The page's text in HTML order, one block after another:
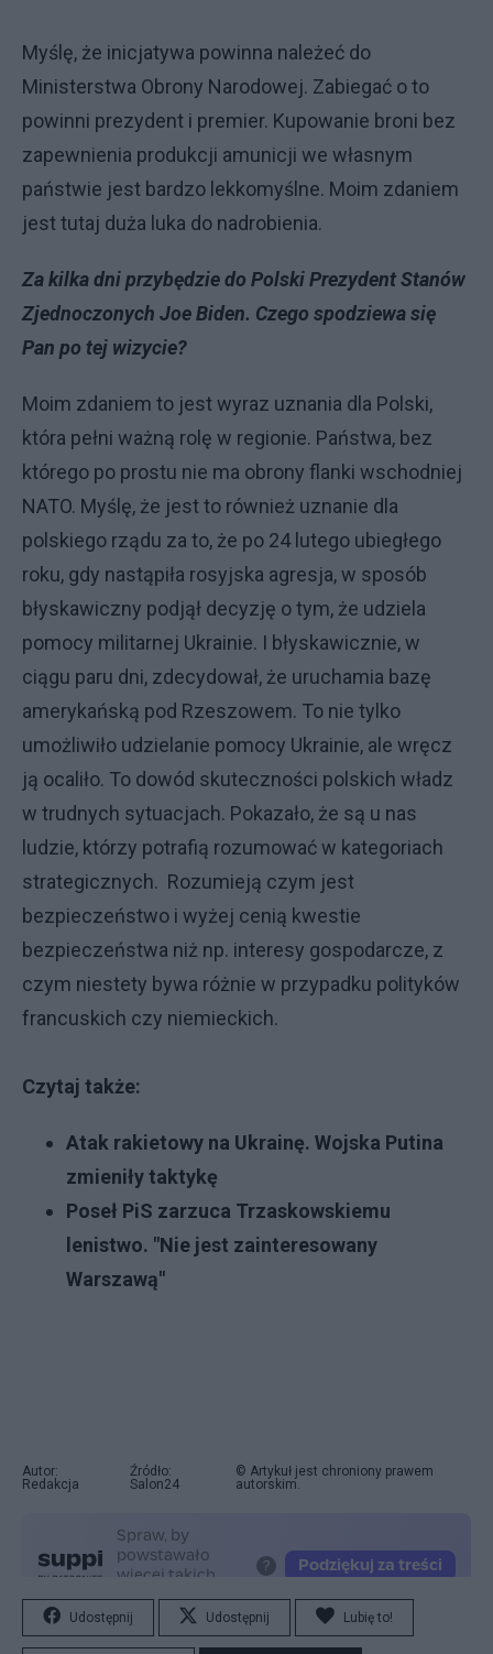
Myślę, że inicjatywa powinna należeć do
Ministerstwa Obrony Narodowej. Zabiegać o to
powinni prezydent i premier. Kupowanie broni bez
zapewnienia produkcji amunicji we własnym
państwie jest bardzo lekkomyślne. Moim zdaniem
jest tutaj duża luka do nadrobienia.
Za kilka dni przybędzie do Polski Prezydent Stanów
Zjednoczonych Joe Biden. Czego spodziewa się
Pan po tej wizycie?
Moim zdaniem to jest wyraz uznania dla Polski,
która pełni ważną rolę w regionie. Państwa, bez
którego po prostu nie ma obrony flanki wschodniej
NATO. Myślę, że jest to również uznanie dla
polskiego rządu za to, że po 24 lutego ubiegłego
roku, gdy nastąpiła rosyjska agresja, w sposób
błyskawiczny podjął decyzję o tym, że udziela
pomocy militarnej Ukrainie. I błyskawicznie, w
ciągu paru dni, zdecydował, że uruchamia bazę
amerykańską pod Rzeszowem. To nie tylko
umożliwiło udzielanie pomocy Ukrainie, ale wręcz
ją ocaliło. To dowód skuteczności polskich władz
w trudnych sytuacjach. Pokazało, że są u nas
ludzie, którzy potrafią rozumować w kategoriach
strategicznych. Rozumieją czym jest
bezpieczeństwo i wyżej cenią kwestie
bezpieczeństwa niż np. interesy gospodarcze, z
czym niestety bywa różnie w przypadku polityków
francuskich czy niemieckich.
Czytaj także:
Atak rakietowy na Ukrainę. Wojska Putina
zmieniły taktykę
Poseł PiS zarzuca Trzaskowskiemu
lenistwo. "Nie jest zainteresowany
Warszawą"
Autor:
Redakcja
Źródło:
Salon24
© Artykuł jest chroniony prawem
autorskim.
Udostępnij Udostępnij Lubię to!